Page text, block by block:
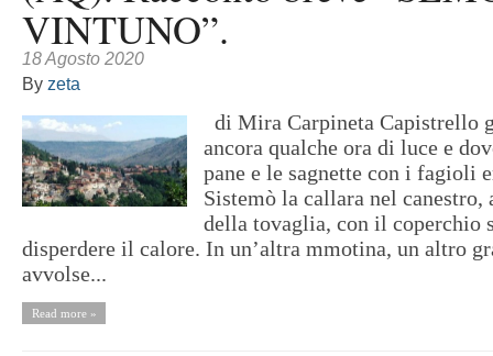
VINTUNO”.
18 Agosto 2020
By zeta
di Mira Carpineta Capistrello
ancora qualche ora di luce e
pane e le sagnette con i fagioli
Sistemò la callara nel canestro,
della tovaglia, con il coperchio
disperdere il calore. In un’altra mmotina, un altro
avvolse...
Read more »